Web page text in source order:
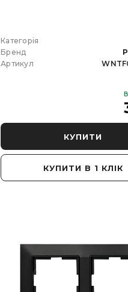
Категорія
Бренд
Артикул
КУПИТИ
КУПИТИ В 1 КЛІК